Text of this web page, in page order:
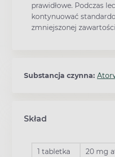
prawidłowe. Podczas
kontynuować
zmniejszonej
Substancja czynna:
Skład
1 tabletka
20 mg